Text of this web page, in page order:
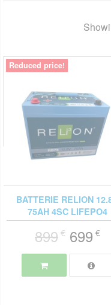
Reduced price!
BATTERIE RELION
75AH 4SC LIFEPO4
899€ 699 €